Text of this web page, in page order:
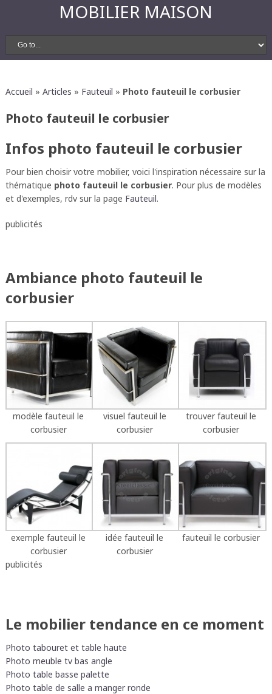
MOBILIER MAISON
Accueil » Articles » Fauteuil » Photo fauteuil le corbusier
Photo fauteuil le corbusier
Infos photo fauteuil le corbusier
Pour bien choisir votre mobilier, voici l'inspiration nécessaire sur la
thématique photo fauteuil le corbusier. Pour plus de modèles
et d'exemples, rdv sur la page Fauteuil.
publicités
Ambiance photo fauteuil le
corbusier
modèle fauteuil le
corbusier
visuel fauteuil le
corbusier
trouver fauteuil le
corbusier
exemple fauteuil le
corbusier
idée fauteuil le
corbusier
fauteuil le corbusier
publicités
Le mobilier tendance en ce moment
Photo tabouret et table haute
Photo meuble tv bas angle
Photo table basse palette
Photo table de salle a manger ronde